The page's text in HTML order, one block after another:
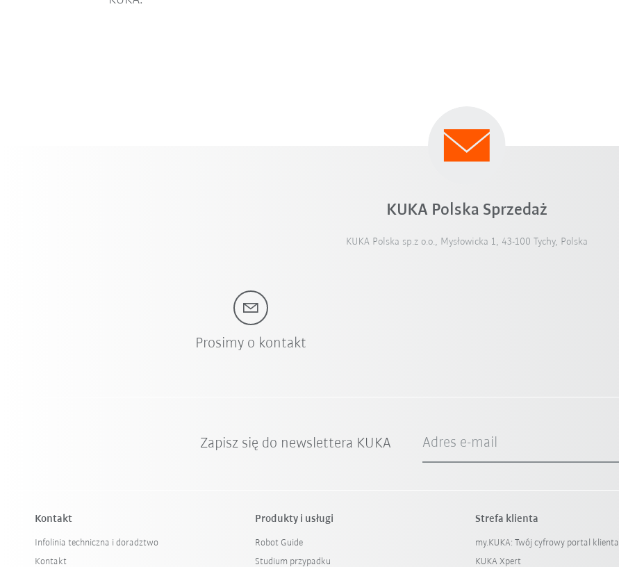
KUKA Polska Sprzedaż
KUKA Polska sp.z o.o., Mysłowicka 1, 43-100 Tychy, Polska
Prosimy o kontakt
Zapisz się do newslettera KUKA Adres e-mail
Kontakt
Infolinia techniczna i doradztwo
Kontakt
Produkty i usługi
Robot Guide
Studium przypadku
Strefa klienta
my.KUKA: Twój cyfrowy portal klienta
KUKA Xpert